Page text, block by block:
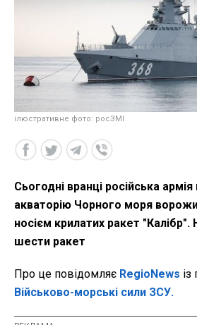
ілюстративне фото: росЗМІ
Сьогодні вранці російська
акваторію Чорного моря
носієм крилатих ракет
шести ракет
Про це повідомляє RegioNews
Військово-морські сили ЗСУ.